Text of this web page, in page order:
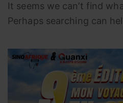
It seems we can’t find
Perhaps searching can